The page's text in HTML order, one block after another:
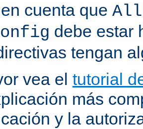
cuenta que
debe estar
tengan
vea el tutorial
más
y la